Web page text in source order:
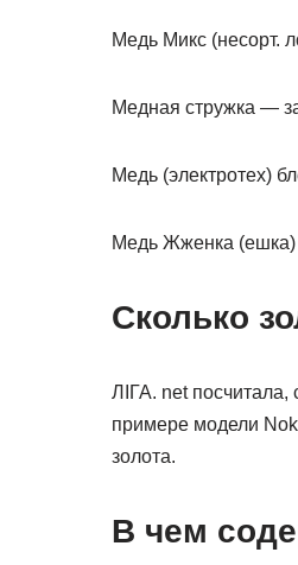
Медь Микс (несорт.
Медная стружка —
Медь (электротех)
Медь Жженка (ешка)
Сколько
ЛІГА. net
примере модели
золота.
В чем